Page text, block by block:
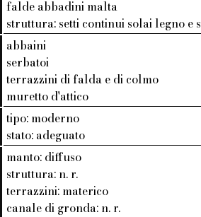
falde abbadini malta
struttura: setti continui solai legno
abbaini
serbatoi
terrazzini di falda e di colmo
muretto d'attico
tipo: moderno
stato: adeguato
manto: diffuso
struttura: n. r.
terrazzini: materico
canale di gronda: n. r.